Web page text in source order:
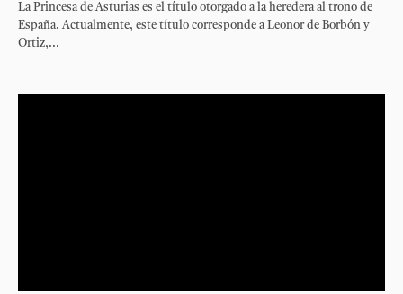
La Princesa de Asturias es el título otorgado a la heredera al trono de
España. Actualmente, este título corresponde a Leonor de Borbón y
Ortiz,...